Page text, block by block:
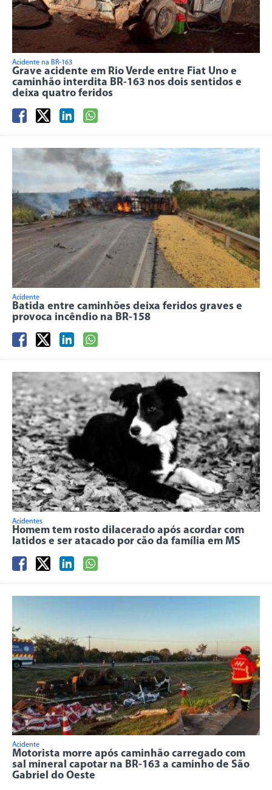
Acidente na BR-163
Grave acidente em Rio Verde entre Fiat Uno e
caminhão interdita BR-163 nos dois sentidos e
deixa quatro feridos
Acidente
Batida entre caminhões deixa feridos graves e
provoca incêndio na BR-158
Acidentes
Homem tem rosto dilacerado após acordar com
latidos e ser atacado por cão da família em MS
Acidente
Motorista morre após caminhão carregado com
sal mineral capotar na BR-163 a caminho de São
Gabriel do Oeste